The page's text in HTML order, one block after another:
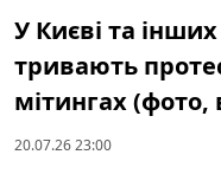
У Києві та
тривають
мітингах (фото,
20.07.26 23:00